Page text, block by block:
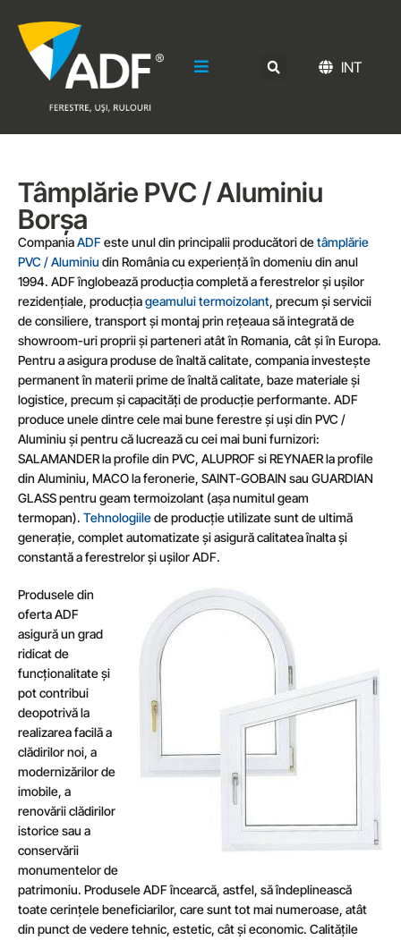
INT
Tâmplărie PVC / Aluminiu
Borșa
CompaniaADFeste unul din principalii producători detâmplărie
PVC / Aluminiu din România cu experiență în domeniu din anul
1994. ADF înglobează producția completă a ferestrelor și ușilor
rezidențiale, producțiageamului termoizolant, precum și servicii
de consiliere, transport și montaj prin rețeaua să integrată de
showroom-uri proprii și parteneri atât în Romania, cât și în Europa.
Pentru a asigura produse de înaltă calitate, compania investește
permanent în materii prime de înaltă calitate, baze materiale și
logistice, precum și capacități de producție performante. ADF
produce unele dintre cele mai bune ferestre și uși din PVC /
Aluminiu și pentru că lucrează cu cei mai buni furnizori:
SALAMANDER la profile din PVC, ALUPROF si REYNAER la profile
din Aluminiu, MACO la feronerie, SAINT-GOBAIN sau GUARDIAN
GLASS pentru geam termoizolant (așa numitul geam
termopan). Tehnologiilede producție utilizate sunt de ultimă
generație, complet automatizate și asigură calitatea înalta și
constantă a ferestrelor și ușilor ADF.
Produsele din
oferta ADF
asigură un grad
ridicat de
funcționalitate și
pot contribui
deopotrivă la
realizarea facilă a
clădirilor noi, a
modernizărilor de
imobile, a
renovării clădirilor
istorice sau a
conservării
monumentelor de
patrimoniu. Produsele ADF încearcă, astfel, să îndeplinească
toate cerințele beneficiarilor, care sunt tot mai numeroase, atât
din punct de vedere tehnic, estetic, cât și economic. Calitățile